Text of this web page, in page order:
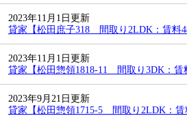
2023年11月1日更新
貸家【松田庶子318 間取り2LDK：賃料
2023年11月1日更新
貸家【松田惣領1818-11 間取り3DK：賃
2023年9月21日更新
貸家【松田惣領1715-5 間取り2LDK：賃